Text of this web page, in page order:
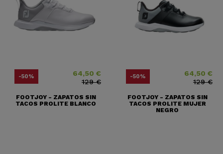
-50% Precio64,50 €
Precio base
129 €
FOOTJOY - ZAPATOS SIN
TACOS PROLITE BLANCO
-50% Precio64,50 €
Precio base
129 €
FOOTJOY - ZAPATOS SIN
TACOS PROLITE MUJER
NEGRO